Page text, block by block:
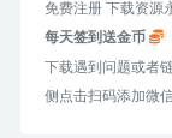
免费注册 下载资源
每天签到送金币
下载遇到问题或者
侧点击扫码添加微